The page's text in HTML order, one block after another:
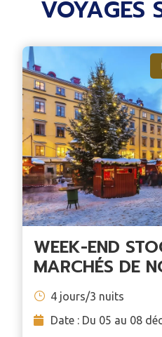
VOYAGES
WEEK-END
MARCHÉS DE
4 jours/3 nuits
Date : Du 05 au 08